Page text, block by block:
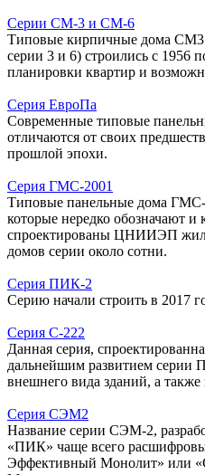
Серии СМ-3 и СМ-6
Типовые кирпичные дома
серии 3 и 6) строились с 1956
планировки квартир и
Серия ЕвроПа
Современные типовые
отличаются от своих
прошлой эпохи.
Серия ГМС-2001
Типовые панельные дома ГМС-
которые нередко обозначают
спроектированы ЦНИИЭП
домов серии около сотни.
Серия ПИК-2
Серию начали строить в 2017
Серия С-222
Данная серия,
дальнейшим развитием серии
внешнего вида зданий, а
Серия СЭМ2
Название серии СЭМ-2,
«ПИК» чаще всего
Эффективный Монолит» или